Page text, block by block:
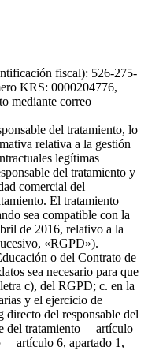
fiscal): 526-275-
KRS: 0000204776,
mediante correo
del tratamiento, lo
relativa a la gestión
legítimas
del tratamiento y
comercial del
El tratamiento
sea compatible con la
de 2016, relativo a la
«RGPD»).
o del Contrato de
sea necesario para que
c), del RGPD; c. en la
y el ejercicio de
del responsable del
del tratamiento —artículo
—artículo 6, apartado 1,